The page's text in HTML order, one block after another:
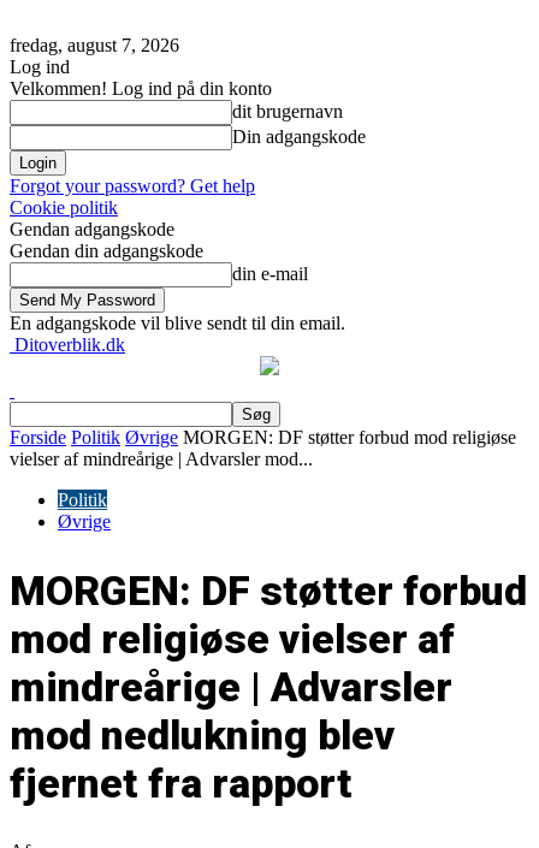
fredag, august 7, 2026
Log ind
Velkommen! Log ind på din konto
dit brugernavn
Din adgangskode
Forgot your password? Get help
Cookie politik
Gendan adgangskode
Gendan din adgangskode
din e-mail
En adgangskode vil blive sendt til din email.
Ditoverblik.dk
Forside Politik Øvrige MORGEN: DF støtter forbud mod religiøse
vielser af mindreårige | Advarsler mod...
Politik
Øvrige
MORGEN: DF støtter forbud
mod religiøse vielser af
mindreårige | Advarsler
mod nedlukning blev
fjernet fra rapport